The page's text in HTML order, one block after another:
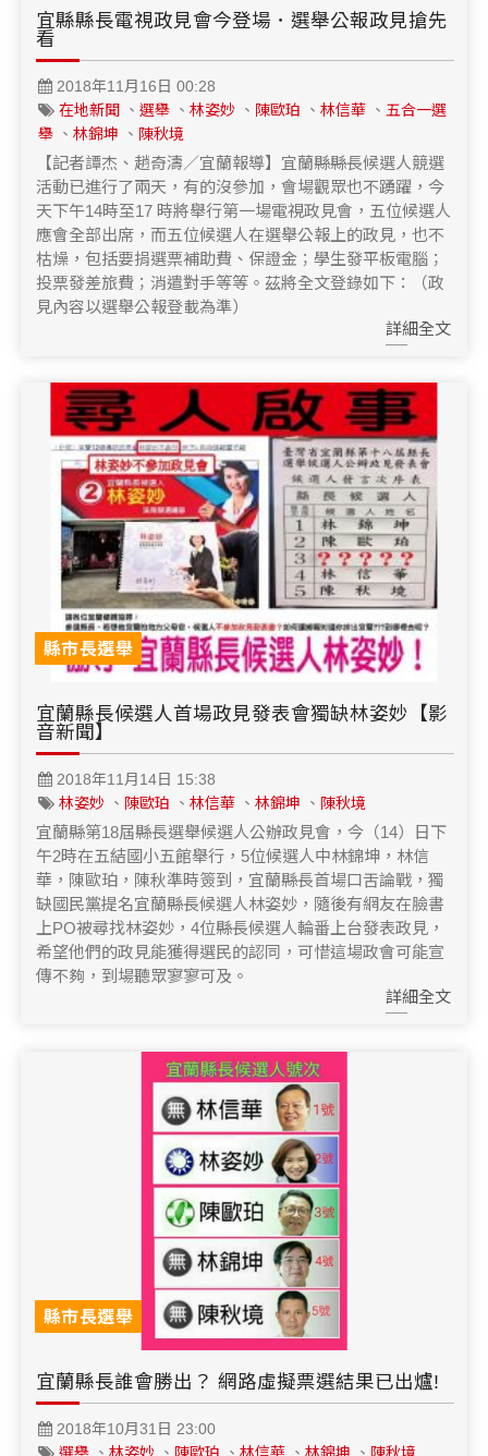
宜縣縣長電視政見會今登場．選舉公報政見搶先
看
2018年11月16日 00:28
在地新聞
、 選舉 、 林姿妙 、 陳歐珀 、 林信華 、 五合一選
舉 、 林錦坤 、 陳秋境
【記者譚杰、趙奇濤／宜蘭報導】宜蘭縣縣長候選人競選
活動已進行了兩天，有的沒參加，會場觀眾也不踴躍，今
天下午14時至17 時將舉行第一場電視政見會，五位候選人
應會全部出席，而五位候選人在選舉公報上的政見，也不
枯燥，包括要捐選票補助費、保證金；學生發平板電腦；
投票發差旅費；消遣對手等等。茲將全文登錄如下：（政
見內容以選舉公報登載為準）
詳細全文
縣市長選舉
宜蘭縣長候選人首場政見發表會獨缺林姿妙【影
音新聞】
2018年11月14日 15:38
林姿妙 、 陳歐珀 、 林信華 、 林錦坤 、 陳秋境
宜蘭縣第18屆縣長選舉候選人公辦政見會，今（14）日下
午2時在五結國小五館舉行，5位候選人中林錦坤，林信
華，陳歐珀，陳秋準時簽到，宜蘭縣長首場口舌論戰，獨
缺國民黨提名宜蘭縣長候選人林姿妙，隨後有網友在臉書
上PO被尋找林姿妙，4位縣長候選人輪番上台發表政見，
希望他們的政見能獲得選民的認同，可惜這場政會可能宣
傳不夠，到場聽眾寥寥可及。
詳細全文
縣市長選舉
宜蘭縣長誰會勝出？ 網路虛擬票選結果已出爐!
2018年10月31日 23:00